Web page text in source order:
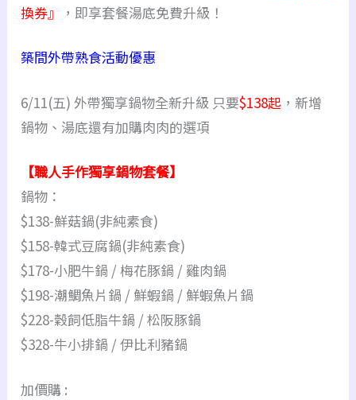
換券』
，即享套餐湯底免費升級！
築間外帶熟食活動優惠
6/11(五) 外帶獨享鍋物全新升級 只要$138起 ，新增
鍋物、湯底還有加購肉肉的選項
【職人手作獨享鍋物套餐】
鍋物：
$138-鮮菇鍋(非純素食)
$158-韓式豆腐鍋(非純素食)
$178-小肥牛鍋 / 梅花豚鍋 / 雞肉鍋
$198-潮鯛魚片鍋 / 鮮蝦鍋 / 鮮蝦魚片鍋
$228-穀飼低脂牛鍋 / 松阪豚鍋
$328-牛小排鍋 / 伊比利豬鍋
加價購 :